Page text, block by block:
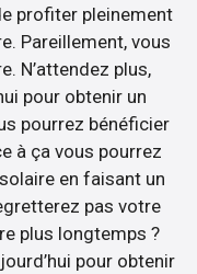
profiter pleinement
Pareillement, vous
N’attendez plus,
pour obtenir un
pourrez bénéficier
à ça vous pourrez
en faisant un
pas votre
plus longtemps ?
pour obtenir